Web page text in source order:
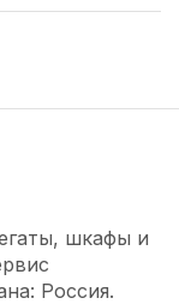
шкафы и
Россия.